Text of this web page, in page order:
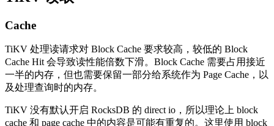
Cache
TiKV 处理读请求对 Block Cache 要求较高，较低的 Block
Cache Hit 会导致读性能倍数下滑。Block Cache 需要占用接近
一半的内存，但也需要保留一部分给系统作为 Page Cache，以
及处理查询时的内存。
TiKV 没有默认开启 RocksDB 的 direct io，所以理论上 block
cache 和 page cache 中的内容是可能有重复的。这里使用 block